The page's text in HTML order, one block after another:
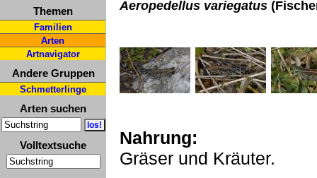
Themen
Familien
Arten
Artnavigator
Andere Gruppen
Schmetterlinge
Arten suchen
Volltextsuche
Aeropedellus variegatus
Nahrung:
Gräser und Kräuter.